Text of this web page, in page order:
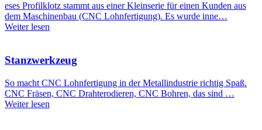
eses Profilklotz stammt aus einer Kleinserie für einen Kunden aus
dem Maschinenbau (CNC Lohnfertigung). Es wurde inne…
Weiter lesen
Stanzwerkzeug
So macht CNC Lohnfertigung in der Metallindustrie richtig Spaß.
CNC Fräsen, CNC Drahterodieren, CNC Bohren, das sind …
Weiter lesen